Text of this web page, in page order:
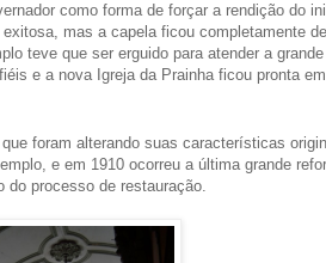
como forma de forçar a rendição do
mas a capela ficou completamente
teve que ser erguido para atender a grande
e a nova Igreja da Prainha ficou pronta
foram alterando suas características
e em 1910 ocorreu a última grande
do processo de restauração.